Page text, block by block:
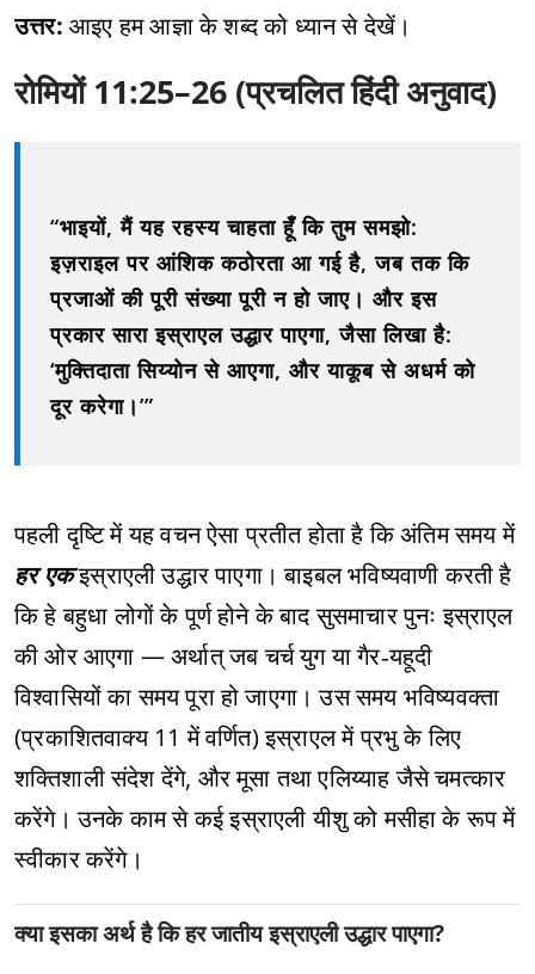
उत्तर: आइए हम आज्ञा के शब्द को ध्यान से देखें।
रोमियों 11:25–26 (प्रचलित हिंदी अनुवाद)
“भाइयों, मैं यह रहस्य चाहता हूँ कि तुम समझो:
इज़राइल पर आंशिक कठोरता आ गई है, जब तक कि
प्रजाओं की पूरी संख्या पूरी न हो जाए। और इस
प्रकारसारा इस्राएल उद्धार पाएगा, जैसा लिखा है:
‘मुक्तिदाता सिय्योन से आएगा, और याकूब से अधर्म को
दूर करेगा।’”
पहली दृष्टि में यह वचन ऐसा प्रतीत होता है कि अंतिम समय में
हर एकइस्राएली उद्धार पाएगा। बाइबल भविष्यवाणी करती है
कि हे बहुधा लोगों के पूर्ण होने के बाद सुसमाचार पुनः इस्राएल
की ओर आएगा — अर्थात् जब चर्च युग या गैर‑यहूदी
विश्वासियों का समय पूरा हो जाएगा। उस समय भविष्यवक्ता
(प्रकाशितवाक्य 11 में वर्णित) इस्राएल में प्रभु के लिए
शक्तिशाली संदेश देंगे, और मूसा तथा एलिय्याह जैसे चमत्कार
करेंगे। उनके काम से कई इस्राएली यीशु को मसीहा के रूप में
स्वीकार करेंगे।
क्या इसका अर्थ है कि हर जातीय इस्राएली उद्धार पाएगा?